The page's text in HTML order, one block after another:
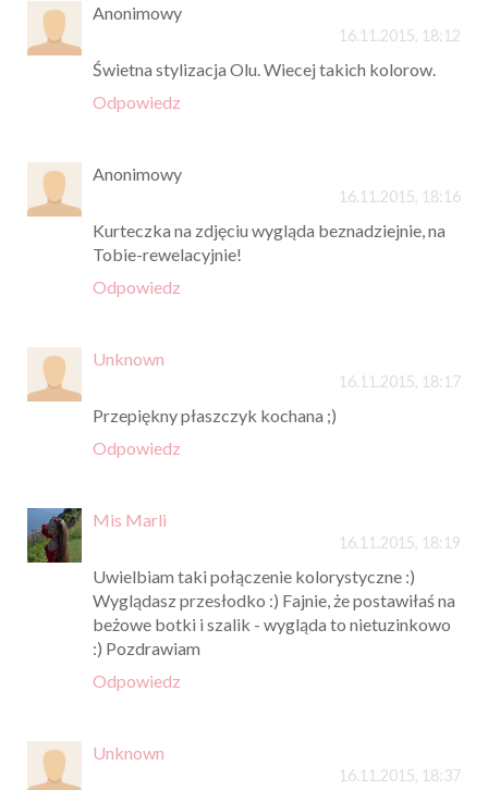
Anonimowy
16.11.2015, 18:12
Świetna stylizacja Olu. Wiecej takich kolorow.
Odpowiedz
Anonimowy
16.11.2015, 18:16
Kurteczka na zdjęciu wygląda beznadziejnie, na
Tobie-rewelacyjnie!
Odpowiedz
Unknown
16.11.2015, 18:17
Przepiękny płaszczyk kochana ;)
Odpowiedz
Mis Marli
16.11.2015, 18:19
Uwielbiam taki połączenie kolorystyczne :)
Wyglądasz przesłodko :) Fajnie, że postawiłaś na
beżowe botki i szalik - wygląda to nietuzinkowo
:) Pozdrawiam
Odpowiedz
Unknown
16.11.2015, 18:37